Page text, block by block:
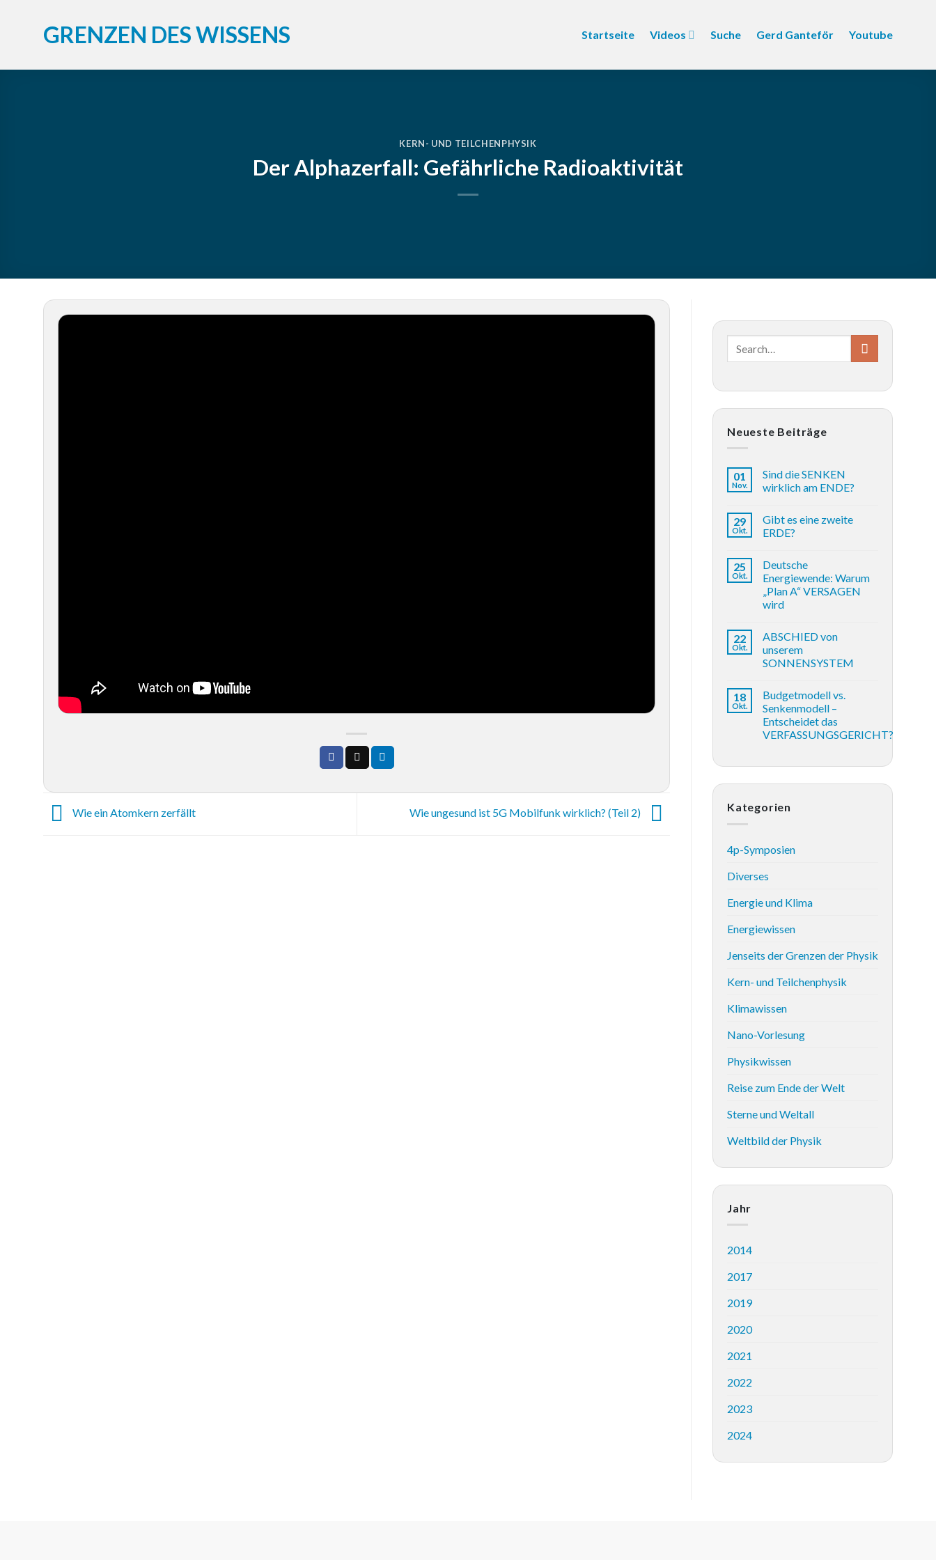
GRENZEN DES WISSENS Startseite Videos Suche Gerd Ganteför Youtube
KERN- UND TEILCHENPHYSIK
Der Alphazerfall: Gefährliche Radioaktivität
Wie ein Atomkern zerfällt Wie ungesund ist 5G Mobilfunk wirklich? (Teil 2)
Neueste Beiträge
01
Nov.
Sind die SENKEN
wirklich am ENDE?
29
Okt.
Gibt es eine zweite
ERDE?
25
Okt.
Deutsche
Energiewende: Warum
„Plan A“ VERSAGEN
wird
22
Okt.
ABSCHIED von
unserem
SONNENSYSTEM
18
Okt.
Budgetmodell vs.
Senkenmodell –
Entscheidet das
VERFASSUNGSGERICHT?
Kategorien
4p-Symposien
Diverses
Energie und Klima
Energiewissen
Jenseits der Grenzen der Physik
Kern- und Teilchenphysik
Klimawissen
Nano-Vorlesung
Physikwissen
Reise zum Ende der Welt
Sterne und Weltall
Weltbild der Physik
Jahr
2014
2017
2019
2020
2021
2022
2023
2024